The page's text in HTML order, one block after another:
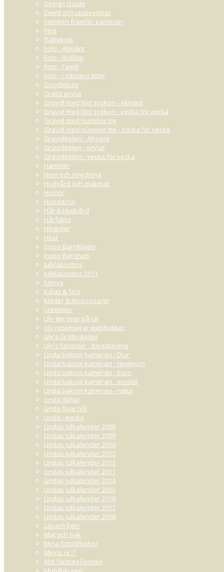
Design Guide
Event och upplevelser
Familjen framför kameran
Fest
Flätteknik
Foto - Allmänt
Foto - Bröllop
Foto - Familj
Foto - I väntans tider
Goodiebag
Gratis prylar
Gravid med litet syskon - Allmänt
Gravid med litet syskon - vecka för vecka
Gravid med nummer tre
Gravid med nummer tre - Vecka för vecka
Graviditeten - Allmänt
Graviditeten - prylar
Graviditeten - vecka för vecka
Hamster
Hem och inredning
Hudvård och makeup
Humor
Hundarna
Hår & Hudvård
Hårfakta
Högtider
Höst
Inspo Barnkläder
Inspo Barnrum
Julklappstips
Julklappstips 2011
Julmys
Kalas & fest
Kläder & Accessoarer
Lekdejter
Lily ger svar på tal
Lily recenserar webbutiker
Lily's Gratisguider
Lily's favoriter - bloggtävling
Linda bakom kameran - Djur
Linda bakom kameran - Newborn
Linda bakom kameran - barn
Linda bakom kameran - modell
Linda bakom kameran - natur
Linda deltar
Linda fixar hår
Linda i media
Lindas Julkalender 2008
Lindas Julkalender 2009
Lindas Julkalender 2010
Lindas Julkalender 2012
Lindas Julkalender 2013
Lindas julkalender 2011
Lindas julkalender 2014
Lindas julkalender 2015
Lindas julkalender 2016
Lindas julkalender 2017
Lindas julkalender 2018
Läsarfrågor
Mat och bak
Mina fototillbehör
Minns ni..?
Mitt företag Formeli